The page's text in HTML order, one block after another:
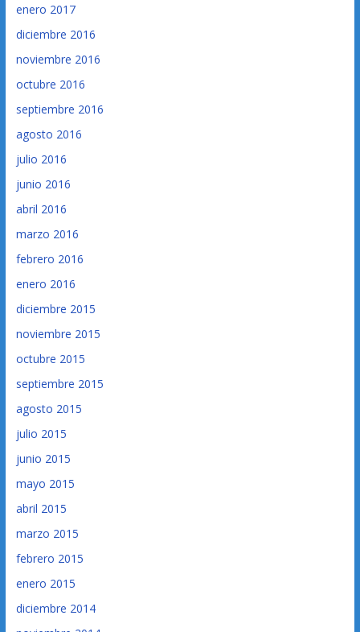
enero 2017
diciembre 2016
noviembre 2016
octubre 2016
septiembre 2016
agosto 2016
julio 2016
junio 2016
abril 2016
marzo 2016
febrero 2016
enero 2016
diciembre 2015
noviembre 2015
octubre 2015
septiembre 2015
agosto 2015
julio 2015
junio 2015
mayo 2015
abril 2015
marzo 2015
febrero 2015
enero 2015
diciembre 2014